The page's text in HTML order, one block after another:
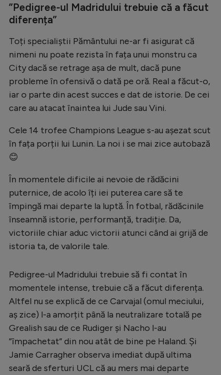
Natație
Gimnastică
Auto
Rugby
Ciclism
Intră în cont
”Pedigree-ul Madridului trebuie că a făcut
diferența”
Toți specialiștii Pământului ne-ar fi asigurat că
nimeni nu poate rezista în fața unui monstru ca
City dacă se retrage așa de mult, dacă pune
probleme în ofensivă o dată pe oră. Real a făcut-o,
iar o parte din acest succes e dat de istorie. De cei
care au atacat înaintea lui Jude sau Vini.
Cele 14 trofee Champions League s-au așezat scut
în fața porții lui Lunin. La noi i se mai zice autobază
😊
În momentele dificile ai nevoie de rădăcini
puternice, de acolo îți iei puterea care să te
împingă mai departe la luptă. În fotbal, rădăcinile
înseamnă istorie, performanță, tradiție. Da,
victoriile chiar aduc victorii atunci când ai grijă de
istoria ta, de valorile tale.
Pedigree-ul Madridului trebuie să fi contat în
momentele intense, trebuie că a făcut diferența.
Altfel nu se explică de ce Carvajal (omul meciului,
aș zice) l-a amorțit până la neutralizare totală pe
Grealish sau de ce Rudiger și Nacho l-au
”împachetat” din nou atât de bine pe Haland. Și
Jamie Carragher observa imediat după ultima
seară de sferturi UCL că au mers mai departe